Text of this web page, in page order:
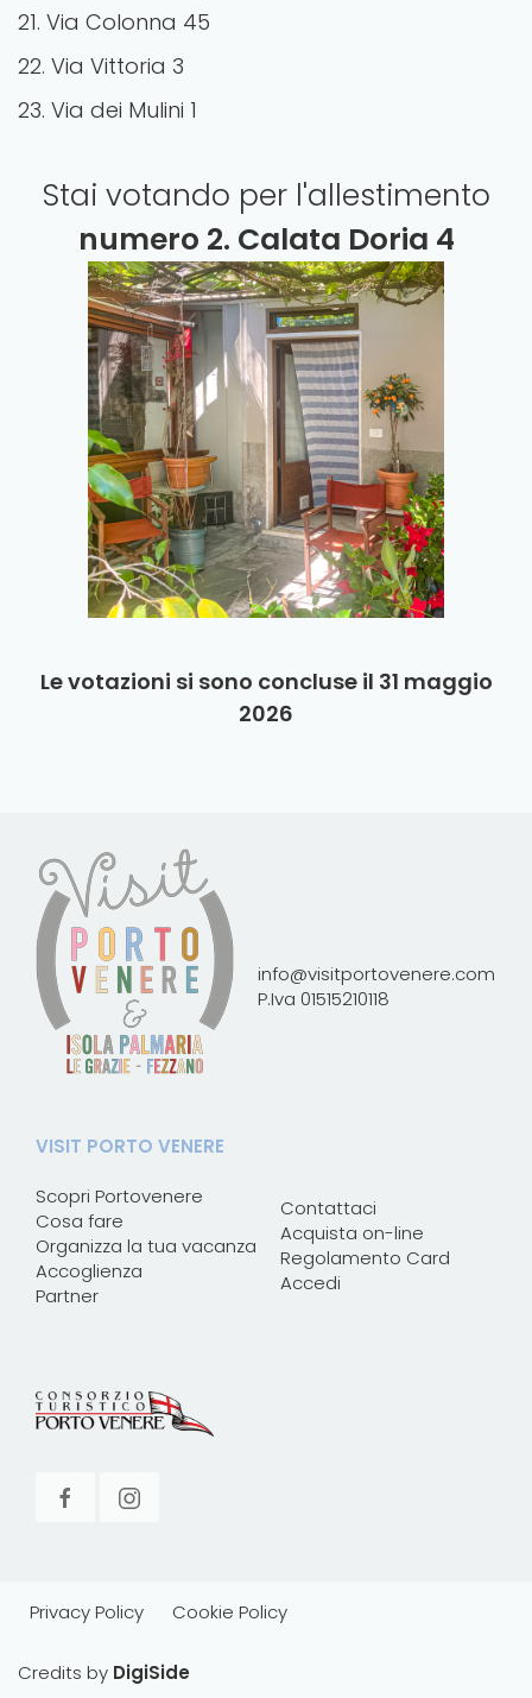
21. Via Colonna 45
22. Via Vittoria 3
23. Via dei Mulini 1
Stai votando per l'allestimento
numero 2. Calata Doria 4
Le votazioni si sono concluse il 31 maggio
2026
info@visitportovenere.com
P.Iva 01515210118
VISIT PORTO VENERE
Scopri Portovenere
Cosa fare
Organizza la tua vacanza
Accoglienza
Partner
Contattaci
Acquista on-line
Regolamento Card
Accedi
Privacy Policy Cookie Policy
Credits by DigiSide